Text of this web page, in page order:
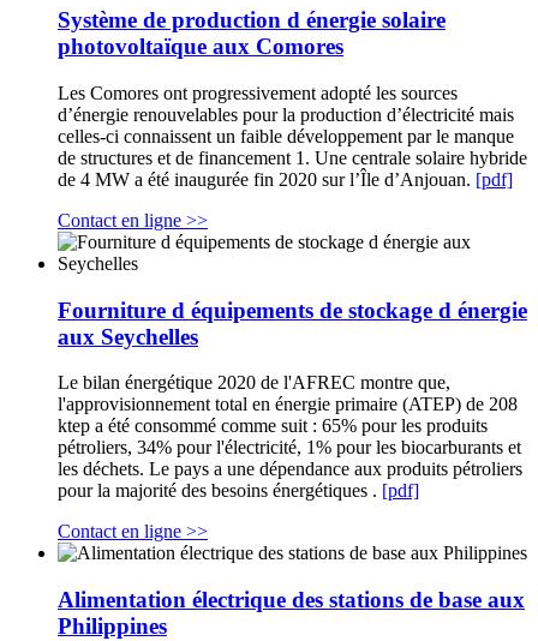
Système de production d énergie solaire
photovoltaïque aux Comores
Les Comores ont progressivement adopté les sources
d’énergie renouvelables pour la production d’électricité mais
celles-ci connaissent un faible développement par le manque
de structures et de financement 1. Une centrale solaire hybride
de 4 MW a été inaugurée fin 2020 sur l’Île d’Anjouan. [pdf]
Contact en ligne >>
Fourniture d équipements de stockage d énergie
aux Seychelles
Le bilan énergétique 2020 de l'AFREC montre que,
l'approvisionnement total en énergie primaire (ATEP) de 208
ktep a été consommé comme suit : 65% pour les produits
pétroliers, 34% pour l'électricité, 1% pour les biocarburants et
les déchets. Le pays a une dépendance aux produits pétroliers
pour la majorité des besoins énergétiques . [pdf]
Contact en ligne >>
Alimentation électrique des stations de base aux
Philippines